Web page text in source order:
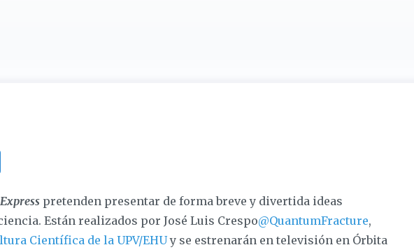
pretenden presentar de forma breve y divertida ideas
Están realizados por José Luis Crespo@QuantumFracture,
Científica de la UPV/EHUy se estrenarán en televisión en Órbita